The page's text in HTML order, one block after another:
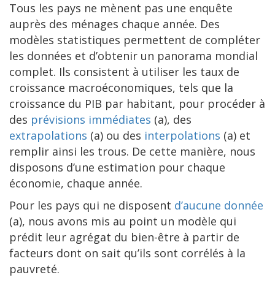
Tous les pays ne mènent pas une enquête
auprès des ménages chaque année. Des
modèles statistiques permettent de compléter
les données et d’obtenir un panorama mondial
complet. Ils consistent à utiliser les taux de
croissance macroéconomiques, tels que la
croissance du PIB par habitant, pour procéder à
des prévisions immédiates (a), des
extrapolations (a) ou des interpolations (a) et
remplir ainsi les trous. De cette manière, nous
disposons d’une estimation pour chaque
économie, chaque année.
Pour les pays qui ne disposent d’aucune donnée
(a), nous avons mis au point un modèle qui
prédit leur agrégat du bien-être à partir de
facteurs dont on sait qu’ils sont corrélés à la
pauvreté.